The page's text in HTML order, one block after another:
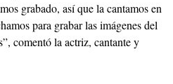
grabado, así que la cantamos en
para grabar las imágenes del
comentó la actriz, cantante y